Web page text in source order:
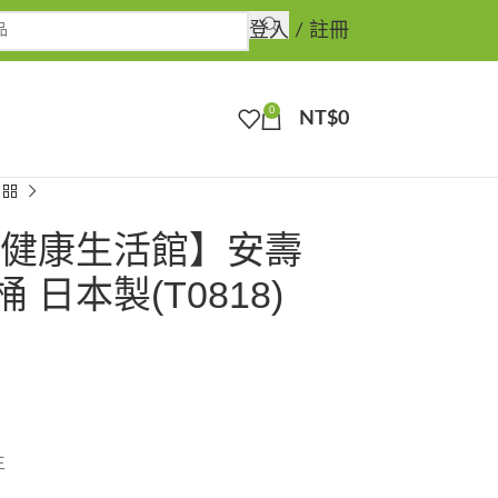
登入 / 註冊
0 NT$0
健康生活館】安壽
日本製(T0818)